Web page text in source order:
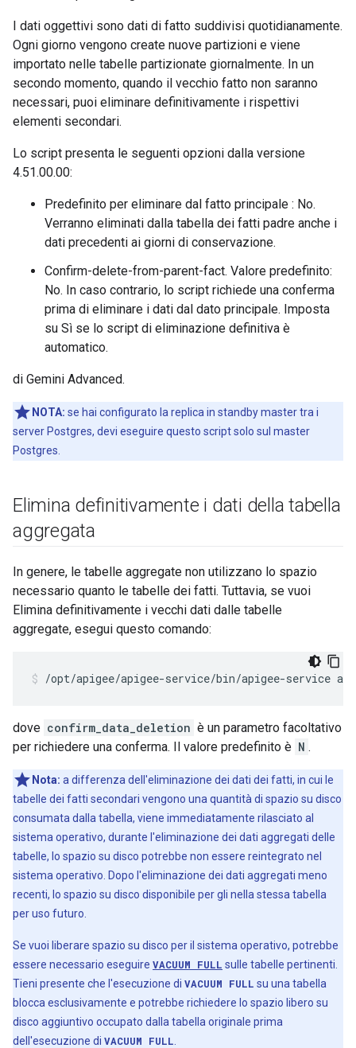
I dati oggettivi sono dati di fatto suddivisi quotidianamente.
Ogni giorno vengono create nuove partizioni e viene
importato nelle tabelle partizionate giornalmente. In un
secondo momento, quando il vecchio fatto non saranno
necessari, puoi eliminare definitivamente i rispettivi
elementi secondari.
Lo script presenta le seguenti opzioni dalla versione
4.51.00.00:
Predefinito per eliminare dal fatto principale : No.
Verranno eliminati dalla tabella dei fatti padre anche i
dati precedenti ai giorni di conservazione.
Confirm-delete-from-parent-fact. Valore predefinito:
No. In caso contrario, lo script richiede una conferma
prima di eliminare i dati dal dato principale. Imposta
su Sì se lo script di eliminazione definitiva è
automatico.
di Gemini Advanced.
NOTA: se hai configurato la replica in standby master tra i
server Postgres, devi eseguire questo script solo sul master
Postgres.
Elimina definitivamente i dati della tabella
aggregata
In genere, le tabelle aggregate non utilizzano lo spazio
necessario quanto le tabelle dei fatti. Tuttavia, se vuoi
Elimina definitivamente i vecchi dati dalle tabelle
aggregate, esegui questo comando:
/opt/apigee/apigee-service/bin/apigee-service
dove confirm_data_deletion è un parametro facoltativo
per richiedere una conferma. Il valore predefinito è N .
Nota: a differenza dell'eliminazione dei dati dei fatti, in cui le
tabelle dei fatti secondari vengono una quantità di spazio su disco
consumata dalla tabella, viene immediatamente rilasciato al
sistema operativo, durante l'eliminazione dei dati aggregati delle
tabelle, lo spazio su disco potrebbe non essere reintegrato nel
sistema operativo. Dopo l'eliminazione dei dati aggregati meno
recenti, lo spazio su disco disponibile per gli nella stessa tabella
per uso futuro.
Se vuoi liberare spazio su disco per il sistema operativo, potrebbe
essere necessario eseguire VACUUM FULL sulle tabelle pertinenti.
Tieni presente che l'esecuzione di VACUUM FULL su una tabella
blocca esclusivamente e potrebbe richiedere lo spazio libero su
disco aggiuntivo occupato dalla tabella originale prima
dell'esecuzione di VACUUM FULL